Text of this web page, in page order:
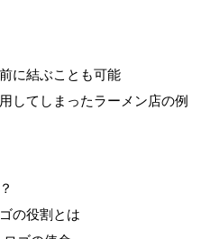
に結ぶことも可能
してしまったラーメン店の例
の役割とは